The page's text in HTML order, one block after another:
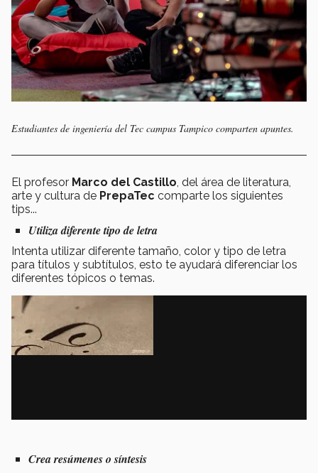
Estudiantes de ingeniería del Tec campus Tampico comparten apuntes.
El profesor Marco del Castillo, del área de literatura,
arte y cultura de PrepaTec comparte los siguientes
tips...
Utiliza diferente tipo de letra
Intenta utilizar diferente tamaño, color y tipo de letra
para títulos y subtítulos, esto te ayudará diferenciar los
diferentes tópicos o temas.
Crea resúmenes o síntesis